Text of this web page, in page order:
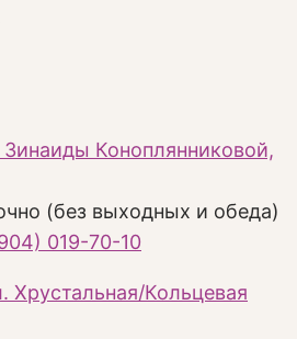
Зинаиды Коноплянниковой,
(без выходных и обеда)
019-70-10
Хрустальная/Кольцевая